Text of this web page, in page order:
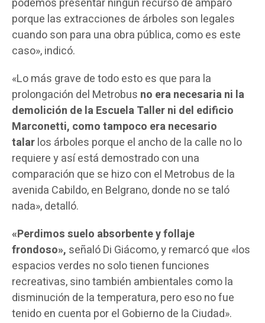
podemos presentar ningún recurso de amparo
porque las extracciones de árboles son legales
cuando son para una obra pública, como es este
caso», indicó.
«Lo más grave de todo esto es que para la
prolongación del Metrobus no era necesaria ni la
demolición de la Escuela Taller ni del edificio
Marconetti, como tampoco era necesario
talarlos árboles porque el ancho de la calle no lo
requiere y así está demostrado con una
comparación que se hizo con el Metrobus de la
avenida Cabildo, en Belgrano, donde no se taló
nada», detalló.
«Perdimos suelo absorbente y follaje
frondoso», señaló Di Giácomo, y remarcó que «los
espacios verdes no solo tienen funciones
recreativas, sino también ambientales como la
disminución de la temperatura, pero eso no fue
tenido en cuenta por el Gobierno de la Ciudad».